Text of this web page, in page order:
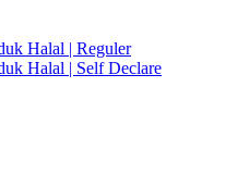
Halal | Reguler
Halal | Self Declare